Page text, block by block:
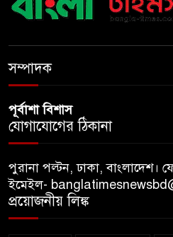
সম্পাদক
পূর্বাশা বিশাস
যোগাযোগের ঠিকানা
পুরানা পল্টন, ঢাকা,
ইমেইল-
প্রয়োজনীয় লিঙ্ক